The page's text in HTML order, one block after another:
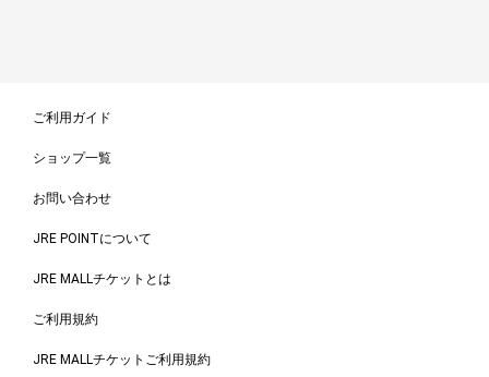
ご利用ガイド
ショップ一覧
お問い合わせ
JRE POINTについて
JRE MALLチケットとは
ご利用規約
JRE MALLチケットご利用規約